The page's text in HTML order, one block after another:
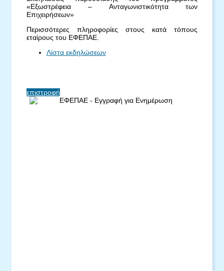
«Εξωστρέφεια – Ανταγωνιστικότητα των
Επιχειρήσεων»
Περισσότερες πληροφορίες στους κατά τόπους
εταίρους του ΕΦΕΠΑΕ.
Λίστα εκδηλώσεων
επιστροφή